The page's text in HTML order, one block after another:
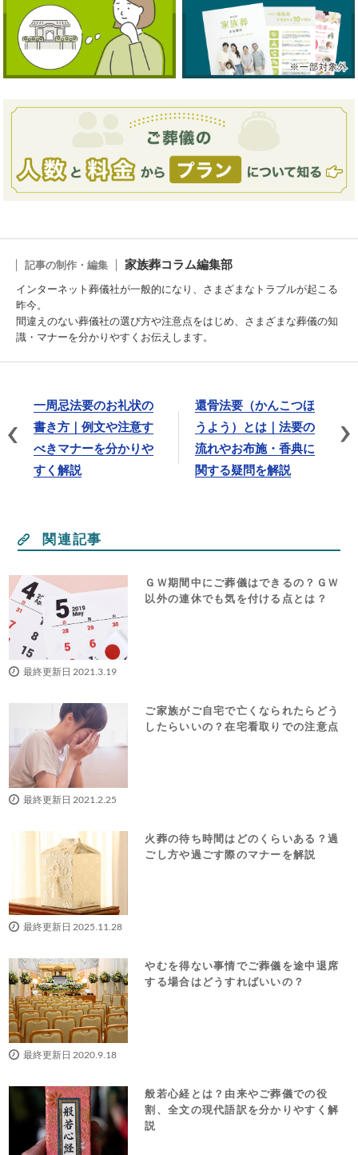
記事の制作・編集 家族葬コラム編集部
インターネット葬儀社が一般的になり、さまざまなトラブルが起こる
昨今。
間違えのない葬儀社の選び方や注意点をはじめ、さまざまな葬儀の知
識・マナーを分かりやすくお伝えします。
一周忌法要のお礼状の
書き方｜例文や注意す
べきマナーを分かりや
すく解説
還骨法要（かんこつほ
うよう）とは｜法要の
流れやお布施・香典に
関する疑問を解説
関連記事
ＧＷ期間中にご葬儀はできるの？ＧＷ
以外の連休でも気を付ける点とは？
最終更新日 2021.3.19
ご家族がご自宅で亡くなられたらどう
したらいいの？在宅看取りでの注意点
最終更新日 2021.2.25
火葬の待ち時間はどのくらいある？過
ごし方や過ごす際のマナーを解説
最終更新日 2025.11.28
やむを得ない事情でご葬儀を途中退席
する場合はどうすればいいの？
最終更新日 2020.9.18
般若心経とは？由来やご葬儀での役
割、全文の現代語訳を分かりやすく解
説